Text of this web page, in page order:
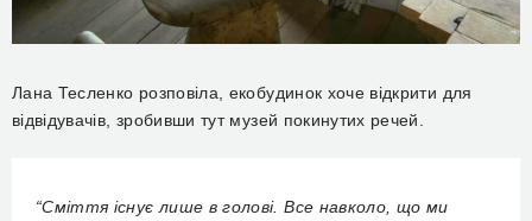
Лана Тесленко розповіла, екобудинок хоче відкрити для
відвідувачів, зробивши тут музей покинутих речей.
“Сміття існує лише в голові. Все навколо, що ми